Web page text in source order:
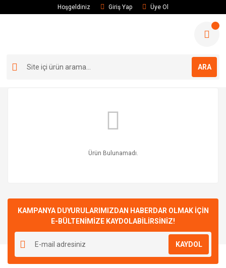
Hoşgeldiniz Giriş Yap Üye Ol
ARA
Ürün Bulunamadı.
KAMPANYA DUYURULARIMIZDAN HABERDAR OLMAK İÇİN
E-BÜLTENİMİZE KAYDOLABİLİRSİNİZ!
KAYDOL